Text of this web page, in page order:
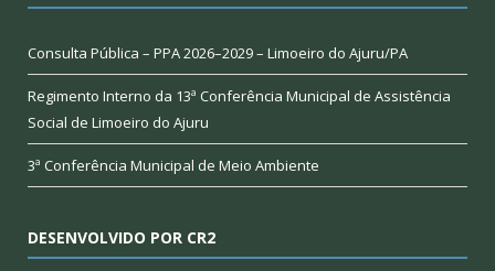
Consulta Pública – PPA 2026–2029 – Limoeiro do Ajuru/PA
Regimento Interno da 13ª Conferência Municipal de Assistência
Social de Limoeiro do Ajuru
3ª Conferência Municipal de Meio Ambiente
DESENVOLVIDO POR CR2